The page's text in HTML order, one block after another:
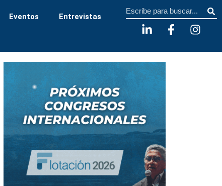
Eventos Entrevistas